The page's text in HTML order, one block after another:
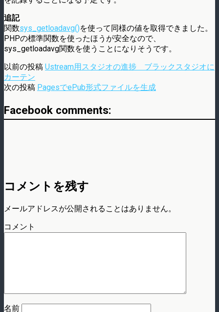
追記
関数sys_getloadavg()を使って同様の値を取得できました。
PHPの標準関数を使ったほうが安全なので、
sys_getloadavg関数を使うことになりそうです。
以前の投稿 Ustream用スタジオの進捗 ブラックスタジオに
カーテン
次の投稿 PagesでePub形式ファイルを生成
Facebook comments:
コメントを残す
メールアドレスが公開されることはありません。
コメント
名前